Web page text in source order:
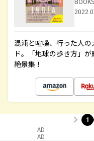
混沌と喧噪、行った人
ド。「地球の歩き方」
絶景集！
1
AD
AD